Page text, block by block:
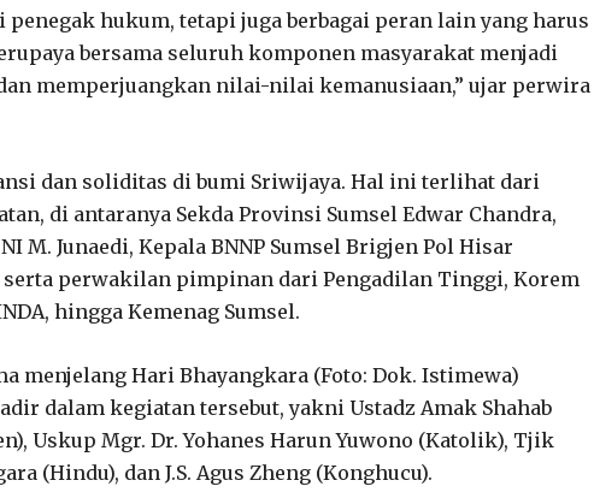
hukum, tetapi juga berbagai peran lain yang harus
bersama seluruh komponen masyarakat menjadi
memperjuangkan nilai-nilai kemanusiaan,” ujar perwira
dan soliditas di bumi Sriwijaya. Hal ini terlihat dari
di antaranya Sekda Provinsi Sumsel Edwar Chandra,
M. Junaedi, Kepala BNNP Sumsel Brigjen Pol Hisar
serta perwakilan pimpinan dari Pengadilan Tinggi, Korem
hingga Kemenag Sumsel.
menjelang Hari Bhayangkara (Foto: Dok. Istimewa)
dalam kegiatan tersebut, yakni Ustadz Amak Shahab
Uskup Mgr. Dr. Yohanes Harun Yuwono (Katolik), Tjik
(Hindu), dan J.S. Agus Zheng (Konghucu).